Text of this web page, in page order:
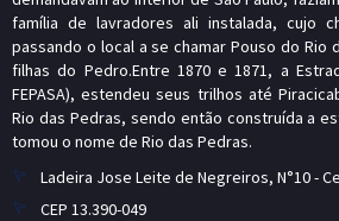
família de lavradores ali instalada, cujo
passando o local a se chamar Pouso do Rio
filhas do Pedro.Entre 1870 e 1871, a
FEPASA), estendeu seus trilhos até
Rio das Pedras, sendo então construída a
tomou o nome de Rio das Pedras.
Ladeira Jose Leite de Negreiros, N°10 -
CEP 13.390-049